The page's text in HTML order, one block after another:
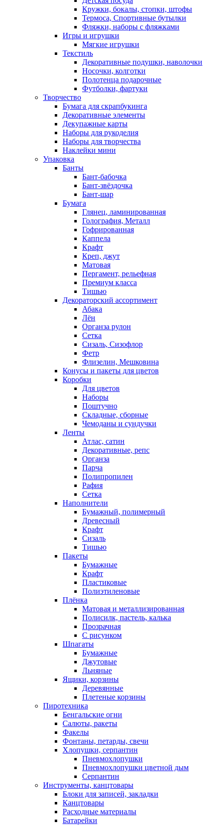
Кружки, бокалы, стопки, штофы
Термоса, Спортивные бутылки
Фляжки, наборы с фляжками
Игры и игрушки
Мягкие игрушки
Текстиль
Декоративные подушки, наволочки
Носочки, колготки
Полотенца подарочные
Футболки, фартуки
Творчество
Бумага для скрапбукинга
Декоративные элементы
Декупажные карты
Наборы для рукоделия
Наборы для творчества
Наклейки мини
Упаковка
Банты
Бант-бабочка
Бант-звёздочка
Бант-шар
Бумага
Глянец, ламинированная
Голография, Металл
Гофрированная
Каппела
Крафт
Креп, джут
Матовая
Пергамент, рельефная
Премиум класса
Тишью
Декораторский ассортимент
Абака
Лён
Органза рулон
Сетка
Сизаль, Сизофлор
Фетр
Флизелин, Мешковина
Конусы и пакеты для цветов
Коробки
Для цветов
Наборы
Поштучно
Складные, сборные
Чемоданы и сундучки
Ленты
Атлас, сатин
Декоративные, репс
Органза
Парча
Полипропилен
Рафия
Сетка
Наполнители
Бумажный, полимерный
Древесный
Крафт
Сизаль
Тишью
Пакеты
Бумажные
Крафт
Пластиковые
Полиэтиленовые
Плёнка
Матовая и металлизированная
Полисилк, пастель, калька
Прозрачная
С рисунком
Шпагаты
Бумажные
Джутовые
Льняные
Ящики, корзины
Деревянные
Плетеные корзины
Пиротехника
Бенгальские огни
Салюты, ракеты
Факелы
Фонтаны, петарды, свечи
Хлопушки, серпантин
Пневмохлопушки
Пневмохлопушки цветной дым
Серпантин
Инструменты, канцтовары
Блоки для записей, закладки
Канцтовары
Расходные материалы
Батарейки